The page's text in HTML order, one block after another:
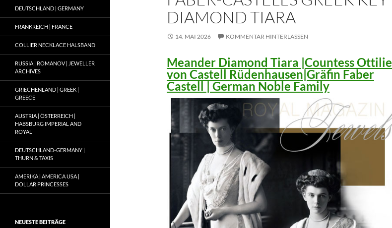
DIAMOND TIARA
14. MAI 2026 KOMMENTAR HINTERLASSEN
Meander Diamond Tiara |Countess Ottilie
von Castell Rüdenhausen|Gräfin Faber
Castell | German Noble Family
DEUTSCHLAND | GERMANY
FRANKREICH | FRANCE
COLLIER NECKLACE HALSBAND
RUSSIA | ROMANOV | JEWELLER
ARCHIVES
GRIECHENLAND | GREEK |
GREECE
AUSTRIA | ÖSTERREICH |
HABSBURG IMPERIAL AND
ROYAL
DEUTSCHLAND-GERMANY |
THURN & TAXIS
AMERIKA | AMERICA USA |
DOLLAR PRINCESSES
NEUESTE BEITRÄGE